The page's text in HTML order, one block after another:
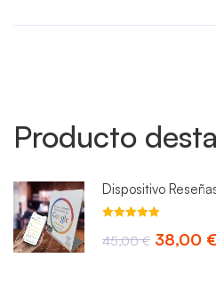
Producto
Dispositivo
4.93de 5
45,00€ El
38,00 €